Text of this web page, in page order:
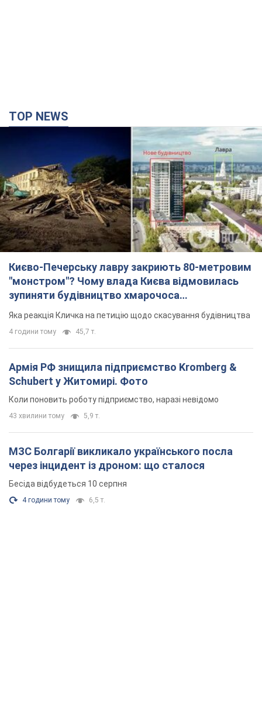
TOP NEWS
Києво-Печерську лавру закриють 80-метровим
"монстром"? Чому влада Києва відмовилась
зупиняти будівництво хмарочоса
"московського вірянина"
Яка реакція Кличка на петицію щодо скасування будівництва
4 години тому 45,7 т.
Армія РФ знищила підприємство Kromberg &
Schubert у Житомирі. Фото
Коли поновить роботу підприємство, наразі невідомо
43 хвилини тому 5,9 т.
МЗС Болгарії викликало українського посла
через інцидент із дроном: що сталося
Бесіда відбудеться 10 серпня
4 години тому 6,5 т.